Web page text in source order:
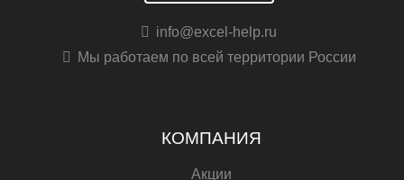
info@excel-help.ru
Мы работаем по всей территории России
КОМПАНИЯ
Акции